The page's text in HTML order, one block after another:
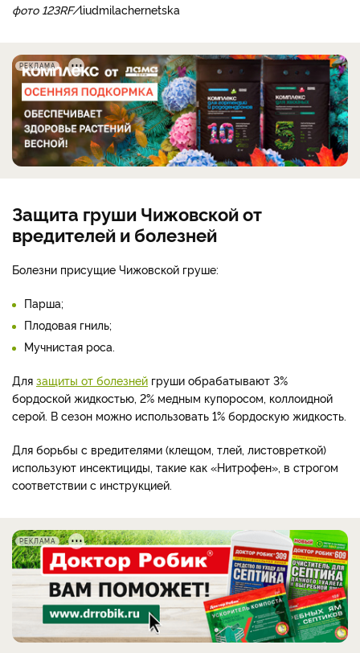
фото 123RF/liudmilachernetska
РЕКЛАМА
Защита груши Чижовской от
вредителей и болезней
Болезни присущие Чижовской груше:
Парша;
Плодовая гниль;
Мучнистая роса.
Для защиты от болезней груши обрабатывают 3%
бордоской жидкостью, 2% медным купоросом, коллоидной
серой. В сезон можно использовать 1% бордоскую жидкость.
Для борьбы с вредителями (клещом, тлей, листовреткой)
используют инсектициды, такие как «Нитрофен», в строгом
соответствии с инструкцией.
РЕКЛАМА